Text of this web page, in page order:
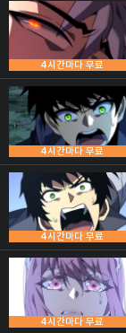
4시간마다 무료
4시간마다 무료
4시간마다 무료
4시간마다 무료